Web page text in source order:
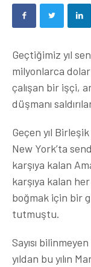
Geçtiğimiz yıl
milyonlarca
çalışan bir işçi,
düşmanı
Geçen yıl
New York’ta
karşıya kalan
karşıya kalan
boğmak için bir
tutmuştu.
Sayısı
yıldan bu yılın